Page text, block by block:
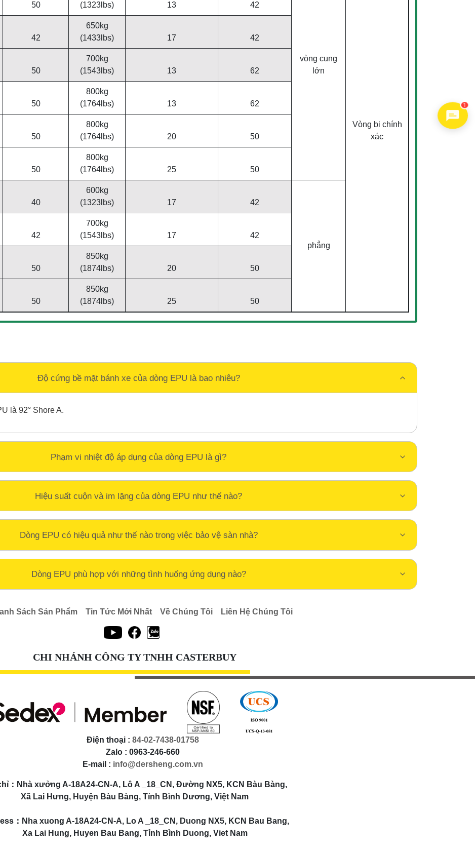
vòng cung
lớn
Vòng bi chính
xác
50
(1323lbs)
13 42
42
650kg
(1433lbs)
17 42
50
700kg
(1543lbs)
13 62
50
800kg
(1764lbs)
13 62
50
800kg
(1764lbs)
20 50
50
800kg
(1764lbs)
25 50
40
600kg
(1323lbs)
17 42
phẳng
42
700kg
(1543lbs)
17 42
50
850kg
(1874lbs)
20 50
50
850kg
(1874lbs)
25 50
Độ cứng bề mặt bánh xe của dòng EPU là bao nhiêu?
là 92° Shore A.
Phạm vi nhiệt độ áp dụng của dòng EPU là gì?
Hiệu suất cuộn và im lặng của dòng EPU như thế nào?
Dòng EPU có hiệu quả như thế nào trong việc bảo vệ sàn nhà?
Dòng EPU phù hợp với những tình huống ứng dụng nào?
Sách Sản Phẩm Tin Tức Mới Nhất Về Chúng Tôi Liên Hệ Chúng Tôi
CHI NHÁNH CÔNG TY TNHH CASTERBUY
Điện thoại : 84-02-7438-01758
Zalo : 0963-246-660
E-mail : info@dersheng.com.vn
：Nhà xưởng A-18A24-CN-A, Lô A _18_CN, Đường NX5, KCN Bàu Bàng,
Xã Lai Hưng, Huyện Bàu Bàng, Tỉnh Bình Dương, Việt Nam
：Nha xuong A-18A24-CN-A, Lo A _18_CN, Duong NX5, KCN Bau Bang,
Xa Lai Hung, Huyen Bau Bang, Tỉnh Bình Duong, Viet Nam
1